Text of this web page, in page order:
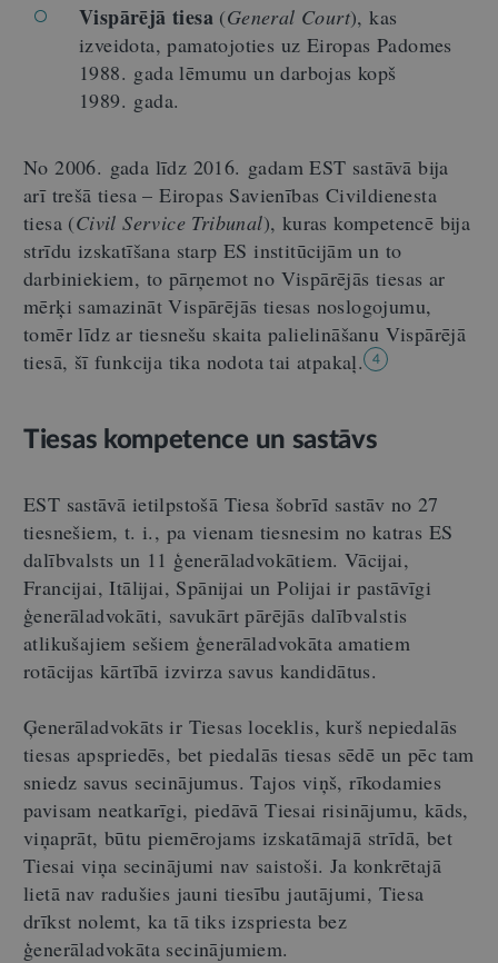
Vispārējā tiesa (General Court), kas
izveidota, pamatojoties uz Eiropas Padomes
1988. gada lēmumu un darbojas kopš
1989. gada.
No 2006. gada līdz 2016. gadam EST sastāvā bija
arī trešā tiesa – Eiropas Savienības Civildienesta
tiesa (Civil Service Tribunal), kuras kompetencē bija
strīdu izskatīšana starp ES institūcijām un to
darbiniekiem, to pārņemot no Vispārējās tiesas ar
mērķi samazināt Vispārējās tiesas noslogojumu,
tomēr līdz ar tiesnešu skaita palielināšanu Vispārējā
tiesā, šī funkcija tika nodota tai atpakaļ.
4
Tiesas kompetence un sastāvs
EST sastāvā ietilpstošā Tiesa šobrīd sastāv no 27
tiesnešiem, t. i., pa vienam tiesnesim no katras ES
dalībvalsts un 11 ģenerāladvokātiem. Vācijai,
Francijai, Itālijai, Spānijai un Polijai ir pastāvīgi
ģenerāladvokāti, savukārt pārējās dalībvalstis
atlikušajiem sešiem ģenerāladvokāta amatiem
rotācijas kārtībā izvirza savus kandidātus.
Ģenerāladvokāts ir Tiesas loceklis, kurš nepiedalās
tiesas apspriedēs, bet piedalās tiesas sēdē un pēc tam
sniedz savus secinājumus. Tajos viņš, rīkodamies
pavisam neatkarīgi, piedāvā Tiesai risinājumu, kāds,
viņaprāt, būtu piemērojams izskatāmajā strīdā, bet
Tiesai viņa secinājumi nav saistoši. Ja konkrētajā
lietā nav radušies jauni tiesību jautājumi, Tiesa
drīkst nolemt, ka tā tiks izspriesta bez
ģenerāladvokāta secinājumiem.